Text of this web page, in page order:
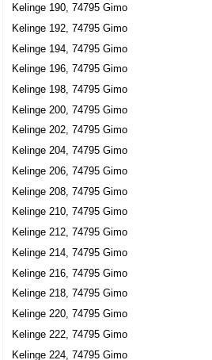
Kelinge 190, 74795 Gimo
Kelinge 192, 74795 Gimo
Kelinge 194, 74795 Gimo
Kelinge 196, 74795 Gimo
Kelinge 198, 74795 Gimo
Kelinge 200, 74795 Gimo
Kelinge 202, 74795 Gimo
Kelinge 204, 74795 Gimo
Kelinge 206, 74795 Gimo
Kelinge 208, 74795 Gimo
Kelinge 210, 74795 Gimo
Kelinge 212, 74795 Gimo
Kelinge 214, 74795 Gimo
Kelinge 216, 74795 Gimo
Kelinge 218, 74795 Gimo
Kelinge 220, 74795 Gimo
Kelinge 222, 74795 Gimo
Kelinge 224, 74795 Gimo